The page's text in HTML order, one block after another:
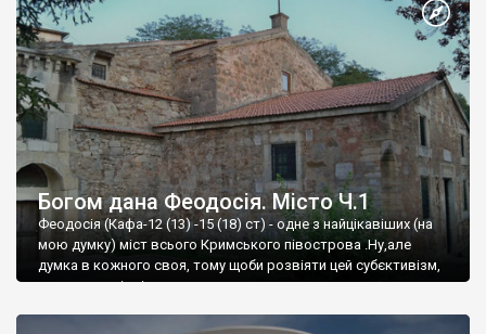
Богом дана Феодосія. Місто Ч.1
Феодосія (Кафа-12 (13) -15 (18) ст) - одне з найцікавіших (на
мою думку) міст всього Кримського півострова .Ну,але
думка в кожного своя, тому щоби розвіяти цей субєктивізм,
запрошую відвідати це